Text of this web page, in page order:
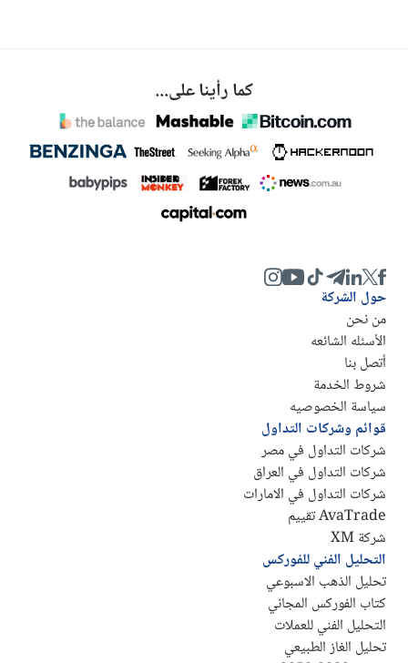
كما رأينا على...
حول الشركة
من نحن
الأسئله الشائعه
أتصل بنا
شروط الخدمة
سياسة الخصوصيه
قوائم وشركات التداول
شركات التداول في مصر
شركات التداول في العراق
شركات التداول في الامارات
AvaTrade تقييم
شركة XM
التحليل الفني للفوركس
تحليل الذهب الاسبوعي
كتاب الفوركس المجاني
التحليل الفني للعملات
تحليل الغاز الطبيعي